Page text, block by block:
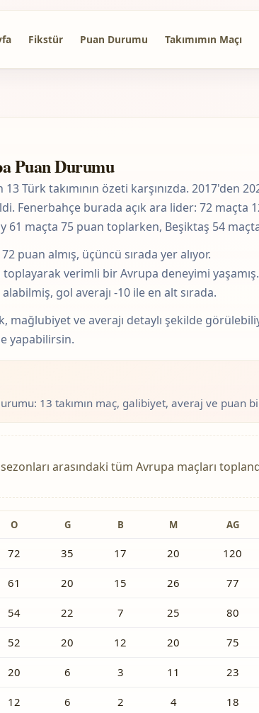
Fikstür Puan Durumu Takımımın Maçı
Puan Durumu
Türk takımının özeti karşınızda. 2017'den
burada açık ara lider: 72 maçta
maçta 75 puan toplarken, Beşiktaş 54
puan almış, üçüncü sırada yer alıyor.
verimli bir Avrupa deneyimi yaşamış.
gol averajı -10 ile en alt sırada.
mağlubiyet ve averajı detaylı şekilde
yapabilirsin.
13 takımın maç, galibiyet, averaj ve puan
arasındaki tüm Avrupa maçları
O G B M AG
72 35 17 20 120
61 20 15 26 77
54 22 7 25 80
52 20 12 20 75
20 6 3 11 23
12 6 2 4 18